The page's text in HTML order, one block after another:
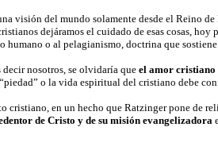
visión del mundo solamente desde el Reino
dejáramos el cuidado de esas cosas,
o al pelagianismo, doctrina que
nosotros, se olvidaría que el amor cristiano
o la vida espiritual del cristiano debe
cristiano, en un hecho que Ratzinger pone de
de Cristo y de su misión evangelizadora